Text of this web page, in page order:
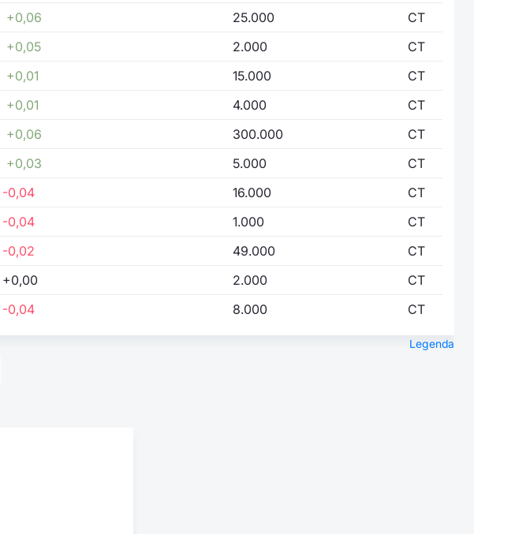
+0,06 25.000
CT
+0,05 2.000
CT
+0,01 15.000
CT
+0,01 4.000
CT
+0,06 300.000
CT
+0,03 5.000
CT
-0,04 16.000
CT
-0,04 1.000
CT
-0,02 49.000
CT
+0,00 2.000
CT
-0,04 8.000 CT
Legenda